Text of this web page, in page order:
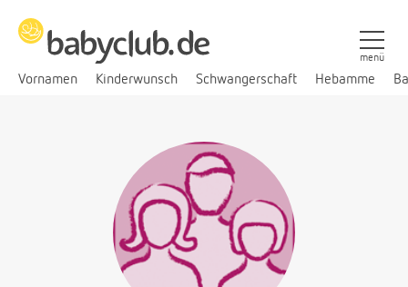
Vornamen Kinderwunsch Schwangerschaft Hebamme
menü